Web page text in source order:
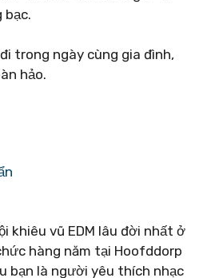
bạc.
trong ngày cùng gia đình,
hảo.
khiêu vũ EDM lâu đời nhất ở
hàng năm tại Hoofddorp
bạn là người yêu thích nhạc